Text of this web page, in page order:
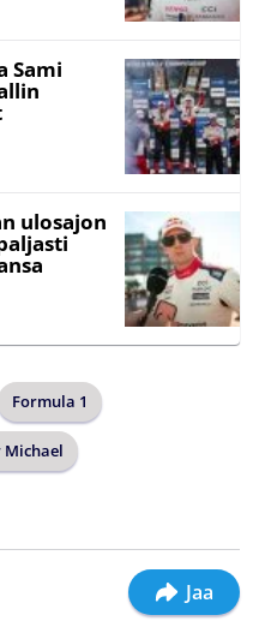
Sami
ulosajon
Formula 1
Michael
Jaa